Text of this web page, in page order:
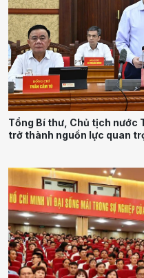
Tổng Bí thư, Chủ tịch nước
trở thành nguồn lực quan